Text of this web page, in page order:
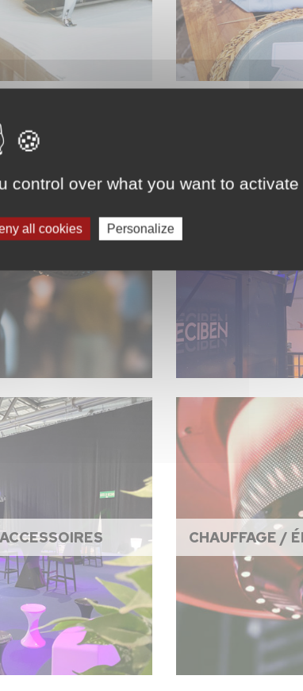
ÉCLAIRAGE /
CHAUFFAGE /
control over what you want to activate
all cookies Personalize